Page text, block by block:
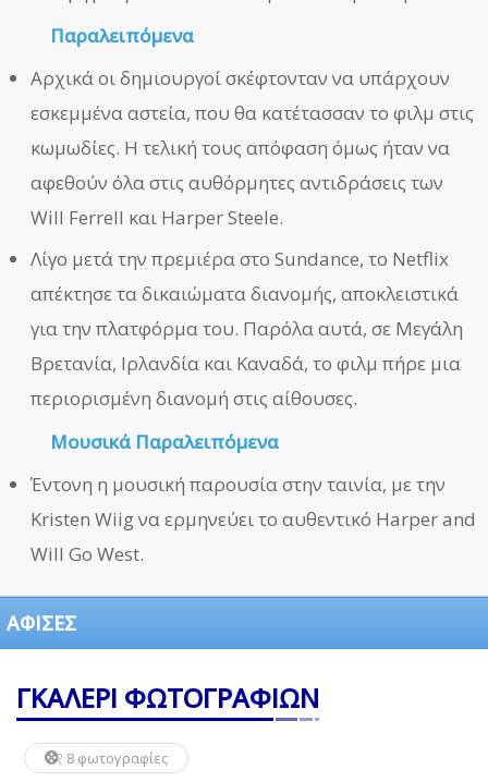
Παραλειπόμενα
Αρχικά οι δημιουργοί σκέφτονταν να υπάρχουν
εσκεμμένα αστεία, που θα κατέτασσαν το φιλμ στις
κωμωδίες. Η τελική τους απόφαση όμως ήταν να
αφεθούν όλα στις αυθόρμητες αντιδράσεις των
Will Ferrell και Harper Steele.
Λίγο μετά την πρεμιέρα στο Sundance, το Netflix
απέκτησε τα δικαιώματα διανομής, αποκλειστικά
για την πλατφόρμα του. Παρόλα αυτά, σε Μεγάλη
Βρετανία, Ιρλανδία και Καναδά, το φιλμ πήρε μια
περιορισμένη διανομή στις αίθουσες.
Μουσικά Παραλειπόμενα
Έντονη η μουσική παρουσία στην ταινία, με την
Kristen Wiig να ερμηνεύει το αυθεντικό Harper and
Will Go West.
ΑΦΙΣΕΣ
ΓΚΑΛΕΡΙ ΦΩΤΟΓΡΑΦΙΩΝ
8 φωτογραφίες